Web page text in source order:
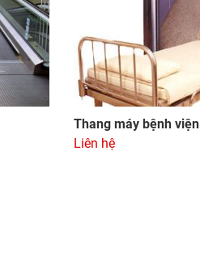
Thang máy bệnh viện
Liên hệ